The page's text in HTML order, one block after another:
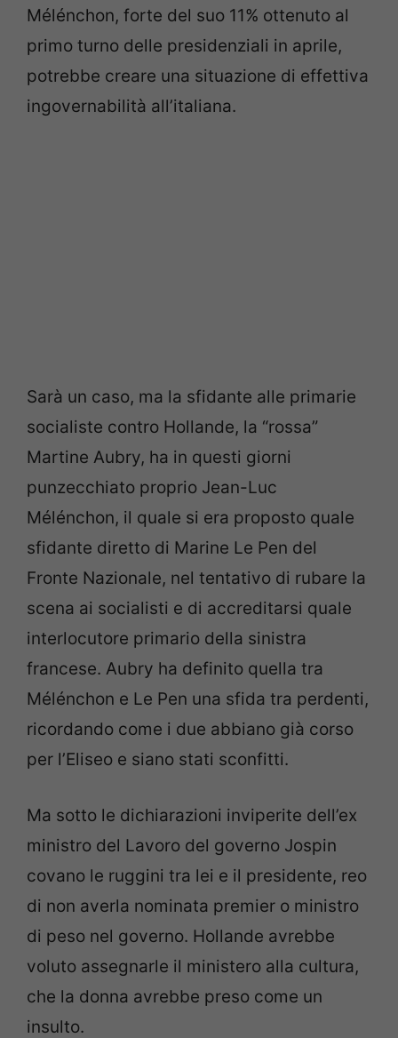
Mélénchon, forte del suo 11% ottenuto al
primo turno delle presidenziali in aprile,
potrebbe creare una situazione di effettiva
ingovernabilità all’italiana.
Sarà un caso, ma la sfidante alle primarie
socialiste contro Hollande, la “rossa”
Martine Aubry, ha in questi giorni
punzecchiato proprio Jean-Luc
Mélénchon, il quale si era proposto quale
sfidante diretto di Marine Le Pen del
Fronte Nazionale, nel tentativo di rubare la
scena ai socialisti e di accreditarsi quale
interlocutore primario della sinistra
francese. Aubry ha definito quella tra
Mélénchon e Le Pen una sfida tra perdenti,
ricordando come i due abbiano già corso
per l’Eliseo e siano stati sconfitti.
Ma sotto le dichiarazioni inviperite dell’ex
ministro del Lavoro del governo Jospin
covano le ruggini tra lei e il presidente, reo
di non averla nominata premier o ministro
di peso nel governo. Hollande avrebbe
voluto assegnarle il ministero alla cultura,
che la donna avrebbe preso come un
insulto.